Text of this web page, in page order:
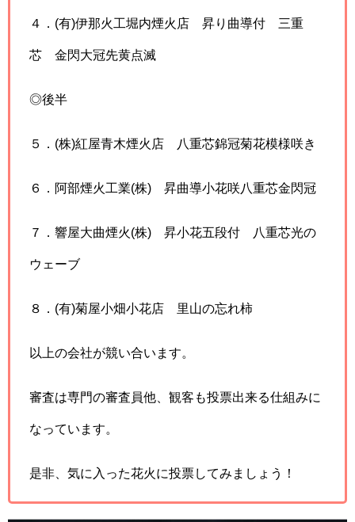
４．(有)伊那火工堀内煙火店 昇り曲導付 三重
芯 金閃大冠先黄点滅
◎後半
５．(株)紅屋青木煙火店 八重芯錦冠菊花模様咲き
６．阿部煙火工業(株) 昇曲導小花咲八重芯金閃冠
７．響屋大曲煙火(株) 昇小花五段付 八重芯光の
ウェーブ
８．(有)菊屋小畑小花店 里山の忘れ柿
以上の会社が競い合います。
審査は専門の審査員他、観客も投票出来る仕組みに
なっています。
是非、気に入った花火に投票してみましょう！